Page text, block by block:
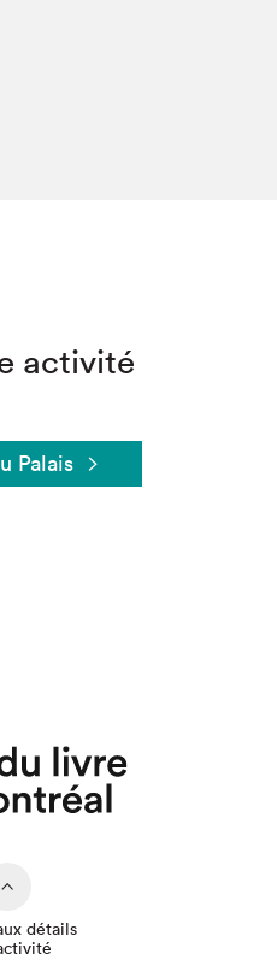
activité
Palais
détails